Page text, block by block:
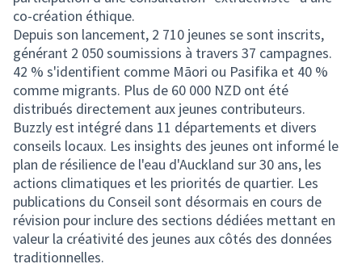
co-création éthique.
Depuis son lancement, 2 710 jeunes se sont inscrits,
générant 2 050 soumissions à travers 37 campagnes.
42 % s'identifient comme Māori ou Pasifika et 40 %
comme migrants. Plus de 60 000 NZD ont été
distribués directement aux jeunes contributeurs.
Buzzly est intégré dans 11 départements et divers
conseils locaux. Les insights des jeunes ont informé le
plan de résilience de l'eau d'Auckland sur 30 ans, les
actions climatiques et les priorités de quartier. Les
publications du Conseil sont désormais en cours de
révision pour inclure des sections dédiées mettant en
valeur la créativité des jeunes aux côtés des données
traditionnelles.